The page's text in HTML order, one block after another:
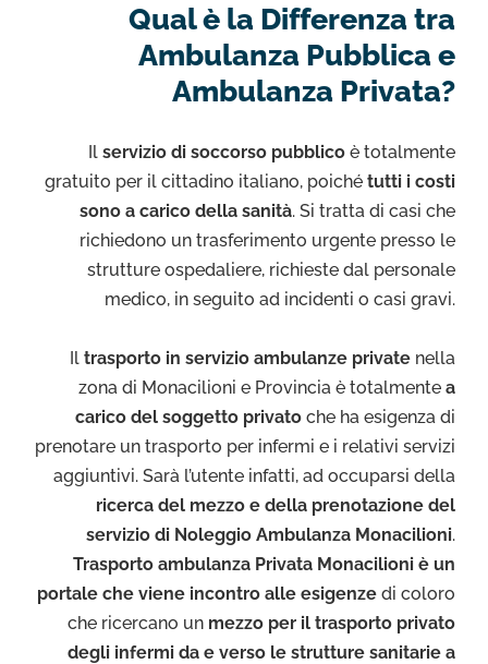
Qual è la Differenza tra
Ambulanza Pubblica e
Ambulanza Privata?
Il servizio di soccorso pubblico è totalmente
gratuito per il cittadino italiano, poiché tutti i costi
sono a carico della sanità. Si tratta di casi che
richiedono un trasferimento urgente presso le
strutture ospedaliere, richieste dal personale
medico, in seguito ad incidenti o casi gravi.
Il trasporto in servizio ambulanze private nella
zona di Monacilioni e Provincia è totalmente a
carico del soggetto privato che ha esigenza di
prenotare un trasporto per infermi e i relativi servizi
aggiuntivi. Sarà l’utente infatti, ad occuparsi della
ricerca del mezzo e della prenotazione del
servizio di Noleggio Ambulanza Monacilioni.
Trasporto ambulanza Privata Monacilioni è un
portale che viene incontro alle esigenze di coloro
che ricercano un mezzo per il trasporto privato
degli infermi da e verso le strutture sanitarie a